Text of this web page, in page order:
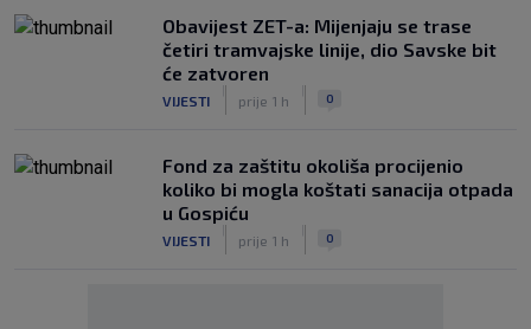
Obavijest ZET-a: Mijenjaju se trase
četiri tramvajske linije, dio Savske bit
će zatvoren
VIJESTI prije 1 h 0
Fond za zaštitu okoliša procijenio
koliko bi mogla koštati sanacija otpada
u Gospiću
VIJESTI prije 1 h 0